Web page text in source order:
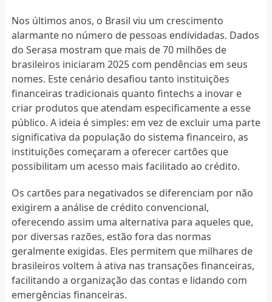
Nos últimos anos, o Brasil viu um crescimento
alarmante no número de pessoas endividadas. Dados
do Serasa mostram que mais de 70 milhões de
brasileiros iniciaram 2025 com pendências em seus
nomes. Este cenário desafiou tanto instituições
financeiras tradicionais quanto fintechs a inovar e
criar produtos que atendam especificamente a esse
público. A ideia é simples: em vez de excluir uma parte
significativa da população do sistema financeiro, as
instituições começaram a oferecer cartões que
possibilitam um acesso mais facilitado ao crédito.
Os cartões para negativados se diferenciam por não
exigirem a análise de crédito convencional,
oferecendo assim uma alternativa para aqueles que,
por diversas razões, estão fora das normas
geralmente exigidas. Eles permitem que milhares de
brasileiros voltem à ativa nas transações financeiras,
facilitando a organização das contas e lidando com
emergências financeiras.